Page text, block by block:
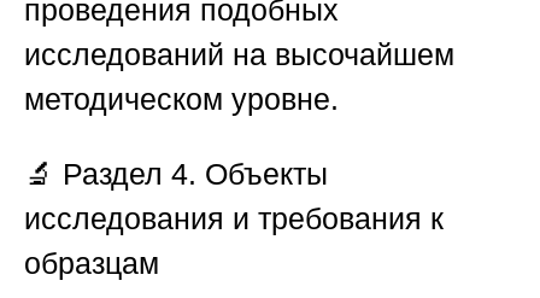
проведения подобных
исследований на высочайшем
методическом уровне.
🔬 Раздел 4. Объекты
исследования и требования к
образцам